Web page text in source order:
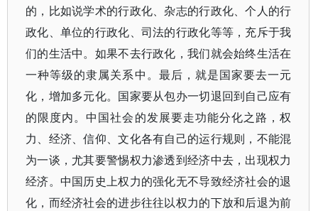
的，比如说学术的行政化、杂志的行政化、个人的行
政化、单位的行政化、司法的行政化等等，充斥于我
们的生活中。如果不去行政化，我们就会始终生活在
一种等级的隶属关系中。最后，就是国家要去一元
化，增加多元化。国家要从包办一切退回到自己应有
的限度内。中国社会的发展要走功能分化之路，权
力、经济、信仰、文化各有自己的运行规则，不能混
为一谈，尤其要警惕权力渗透到经济中去，出现权力
经济。中国历史上权力的强化无不导致经济社会的退
化，而经济社会的进步往往以权力的下放和后退为前